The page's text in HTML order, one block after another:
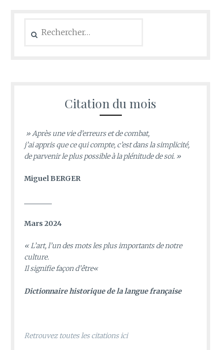
Citation du mois
» Après une vie d’erreurs et de combat,
j’ai appris que ce qui compte, c’est dans la simplicité,
de parvenir le plus possible à la plénitude de soi. »
Miguel BERGER
Mars 2024
«L’art, l’un des mots les plus importants de notre
culture.
Il signifie façon d’être«
Dictionnaire historique de la langue française
Retrouvez toutes les citations ici